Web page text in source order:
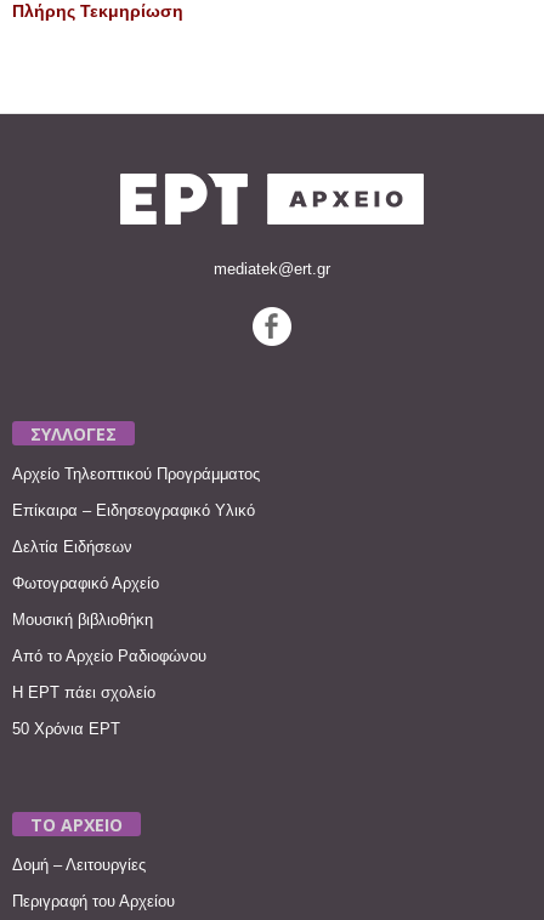
Πλήρης Τεκμηρίωση
mediatek@ert.gr
ΣΥΛΛΟΓΕΣ
Αρχείο Τηλεοπτικού Προγράμματος
Επίκαιρα – Ειδησεογραφικό Υλικό
Δελτία Ειδήσεων
Φωτογραφικό Αρχείο
Μουσική βιβλιοθήκη
Από το Αρχείο Ραδιοφώνου
Η ΕΡΤ πάει σχολείο
50 Χρόνια ΕΡΤ
ΤΟ ΑΡΧΕΙΟ
Δομή – Λειτουργίες
Περιγραφή του Αρχείου